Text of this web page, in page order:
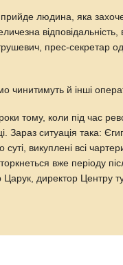
людина, яка
прес-секретар
чинитимуть й інші
тому, коли під час
Зараз ситуація така:
викуплені всі
вже періоду
директор Центру